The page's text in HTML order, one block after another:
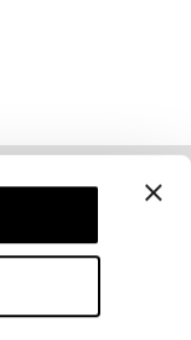
Få exklusiva
nyheter och mycket